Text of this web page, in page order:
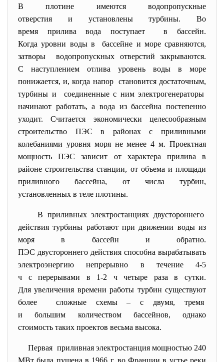
В плотине имеются водопропускные
отверстия и установленытурбины. Во
время прилива вода поступает в бассейн.
Когда уровни воды в бассейне и море сравняются,
затворы водопропускных отверстий закрываются.
С наступлением отлива уровень воды в море
понижается, и, когда напор становится достаточным,
турбины и соединенные с ним электрогенераторы
начинают работать, а вода из бассейна постепенно
уходит. Считается экономически целесообразным
строительство ПЭС в районах с приливными
колебаниями уровня моря не менее 4 м. Проектная
мощность ПЭС зависит от характера прилива в
районе строительства станции, от объема и площади
приливного бассейна, от числа турбин,
установленных в теле плотины.
В приливных электростанциях двустороннего
действия турбины работают при движении воды из
моря в бассейн и обратно.
ПЭС двустороннего действия способна вырабатывать
электроэнергию непрерывно в течение 4-5
ч с перерывами в 1-2 ч четыре раза в сутки.
Для увеличения времени работы турбин существуют
более сложные схемы – с двумя, тремя
и большим количеством бассейнов, однако
стоимость таких проектов весьма высока.
Первая приливная электростанция мощностью 240
МВт была пущена в 1966 г. во Франции в устье реки